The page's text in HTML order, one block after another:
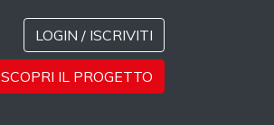
LOGIN / ISCRIVITI
SCOPRI IL PROGETTO